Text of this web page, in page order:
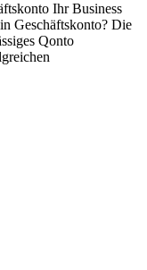
Ihr Business
Geschäftskonto? Die
Qonto